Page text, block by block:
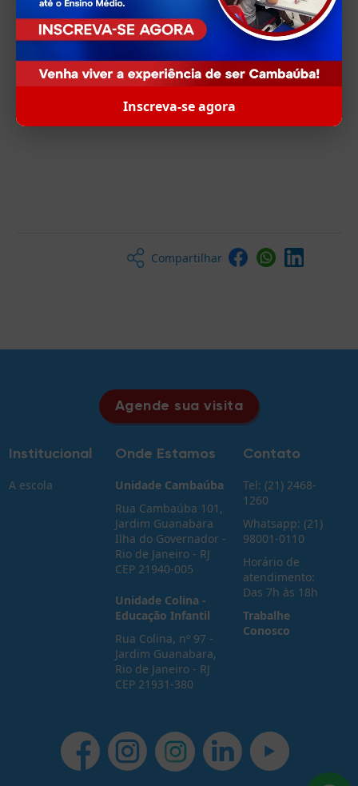
Compartilhar
Institucional
A escola
Onde Estamos
Unidade Cambaúba
Rua Cambaúba 101,
Jardim Guanabara
Ilha do Governador -
Rio de Janeiro - RJ
CEP 21940-005
Unidade Colina -
Educação Infantil
Rua Colina, nº 97 -
Jardim Guanabara,
Rio de Janeiro - RJ
CEP 21931-380
Contato
Tel: (21) 2468-
1260
Whatsapp: (21)
98001-0110
Horário de
atendimento:
Das 7h às 18h
Trabalhe
Conosco
Agende sua visita
Inscreva-se agora